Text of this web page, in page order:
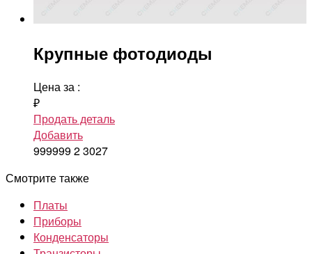
Крупные фотодиоды
Цена за :
₽
Продать деталь
Добавить
99999923027
Смотрите также
Платы
Приборы
Конденсаторы